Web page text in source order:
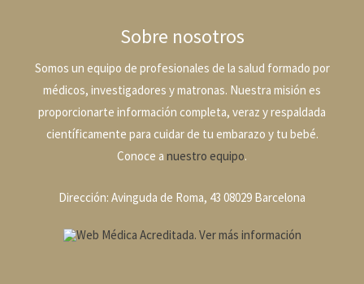
Sobre nosotros
Somos un equipo de profesionales de la salud formado por
médicos, investigadores y matronas. Nuestra misión es
proporcionarte información completa, veraz y respaldada
científicamente para cuidar de tu embarazo y tu bebé.
Conoce a nuestro equipo.
Dirección: Avinguda de Roma, 43 08029 Barcelona